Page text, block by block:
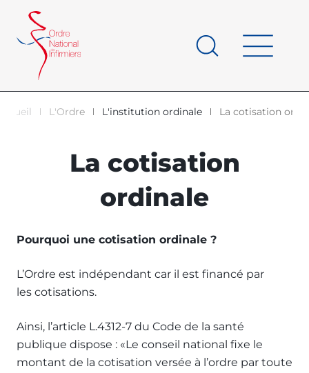
contenu
principal
d'Ariane L'Ordre L'institution ordinale La cotisation
La cotisation
ordinale
Pourquoi une cotisation ordinale ?
L’Ordre est indépendant car il est financé par
les cotisations.
Ainsi, l’article L.4312-7 du Code de la santé
publique dispose : «Le conseil national fixe le
montant de la cotisation versée à l’ordre par toute
page
Panneau de gestion des cookies